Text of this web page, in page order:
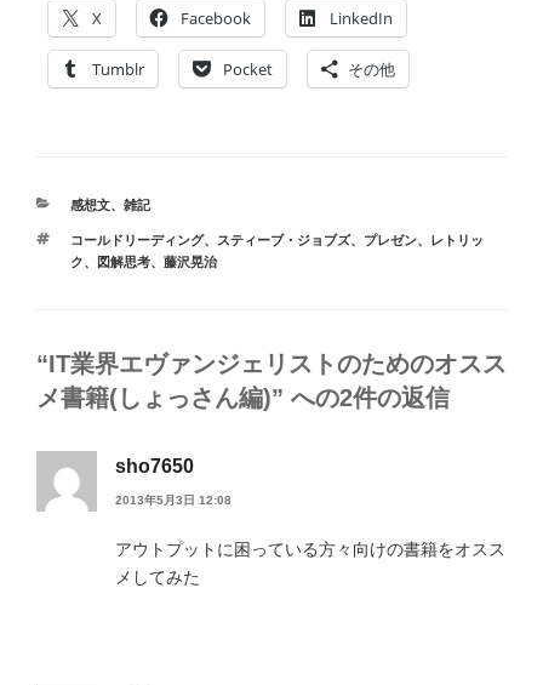
X Facebook LinkedIn
Tumblr Pocket その他
カ
ゴ
リ
感想文、 雑記
タ
グ
コールドリーディング、 スティーブ・ジョブズ、 プレゼン、
レトリッ
ク、 図解思考、 藤沢晃治
“IT業界エヴァンジェリストのためのオスス
メ書籍(しょっさん編)” への2件の返信
sho7650
2013年5月3日 12:08
アウトプットに困っている方々向けの書籍をオスス
メしてみた